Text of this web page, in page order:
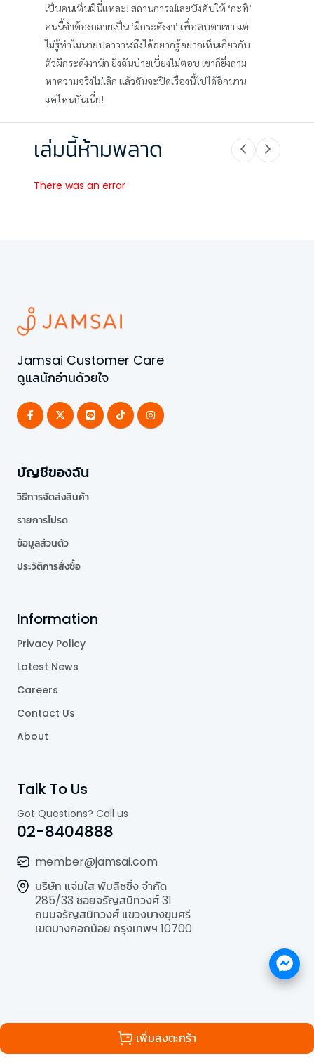
เพิ่มลงตะกร้า
เป็นคนเห็นผีนี่แหละ! สถานการณ์เลยบังคับให้ ‘กะทิ’
คนนี้จำต้องกลายเป็น ‘ผีกระดังงา’ เพื่อตบตาเขา แต่
ไม่รู้ทำไมนายปลาวาฬถึงได้อยากรู้อยากเห็นเกี่ยวกับ
ตัวผีกระดังงานัก ยิ่งฉันบ่ายเบี่ยงไม่ตอบ เขาก็ยิ่งถาม
หาความจริงไม่เลิก แล้วฉันจะปิดเรื่องนี้ไปได้อีกนาน
แค่ไหนกันเนี่ย!
เล่มนี้ห้ามพลาด
There was an error
Jamsai Customer Care
ดูแลนักอ่านด้วยใจ
บัญชีของฉัน
วิธีการจัดส่งสินค้า
รายการโปรด
ข้อมูลส่วนตัว
ประวัติการสั่งซื้อ
Information
Privacy Policy
Latest News
Careers
Contact Us
About
Talk To Us
Got Questions? Call us
02-8404888
member@jamsai.com
บริษัท แจ่มใส พับลิชชิ่ง จำกัด
285/33 ซอยจรัญสนิทวงศ์ 31
ถนนจรัญสนิทวงศ์ แขวงบางขุนศรี
เขตบางกอกน้อย กรุงเทพฯ 10700
All Rights Reserved | Powered by